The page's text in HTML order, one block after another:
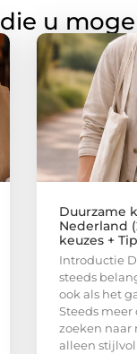
die u
Duurzame
Nederland
keuzes +
Introductie
steeds
ook als het
Steeds
zoeken naar
alleen